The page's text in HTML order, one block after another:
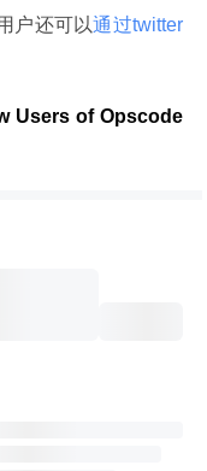
户还可以通过twitter
Users of Opscode